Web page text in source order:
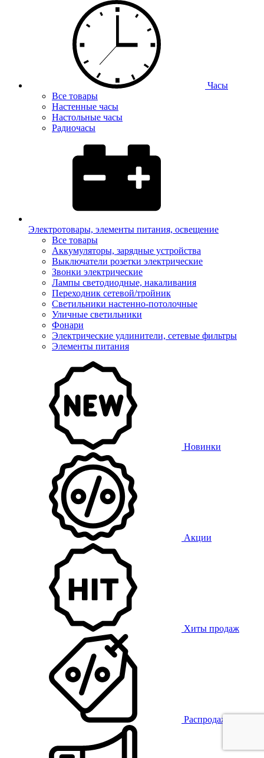
Часы
Все товары
Настенные часы
Настольные часы
Радиочасы
Электротовары, элементы питания, освещение
Все товары
Аккумуляторы, зарядные устройства
Выключатели розетки электрические
Звонки электрические
Лампы светодиодные, накаливания
Переходник сетевой/тройник
Светильники настенно-потолочные
Уличные светильники
Фонари
Электрические удлинители, сетевые фильтры
Элементы питания
Новинки
Акции
Хиты продаж
Распродажа